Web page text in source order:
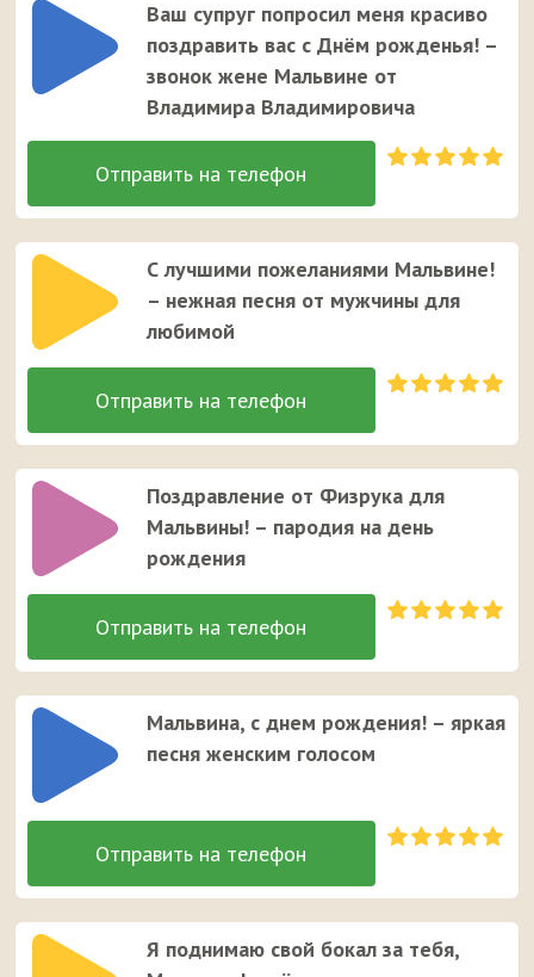
Ваш супруг попросил меня красиво
поздравить вас с Днём рожденья! –
звонок жене Мальвине от
Владимира Владимировича
С лучшими пожеланиями Мальвине!
– нежная песня от мужчины для
любимой
Поздравление от Физрука для
Мальвины! – пародия на день
рождения
Мальвина, с днем рождения! – яркая
песня женским голосом
Я поднимаю свой бокал за тебя,